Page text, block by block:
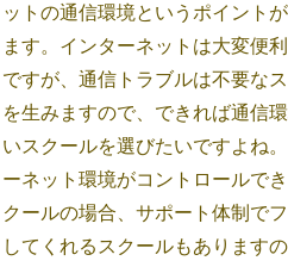
ットの通信環境というポイント
ます。インターネットは大変便
ですが、通信トラブルは不要な
を生みますので、できれば通信
いスクールを選びたいですよね
ーネット環境がコントロールで
クールの場合、サポート体制で
してくれるスクールもあります